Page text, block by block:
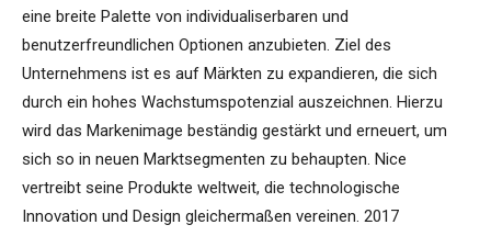
eine breite Palette von individualiserbaren und
benutzerfreundlichen Optionen anzubieten. Ziel des
Unternehmens ist es auf Märkten zu expandieren, die sich
durch ein hohes Wachstumspotenzial auszeichnen. Hierzu
wird das Markenimage beständig gestärkt und erneuert, um
sich so in neuen Marktsegmenten zu behaupten. Nice
vertreibt seine Produkte weltweit, die technologische
Innovation und Design gleichermaßen vereinen. 2017